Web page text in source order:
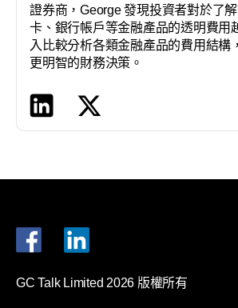
證券商，George 發現投資者對於了
卡、銀行帳戶等金融產品的透明費用
入比較分析各類金融產品的費用結構
更明智的財務決策。
GC Talk Limited 2026 版權所有